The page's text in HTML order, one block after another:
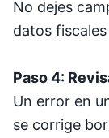
No dejes
datos
Paso 4:
Un error en
se corrige